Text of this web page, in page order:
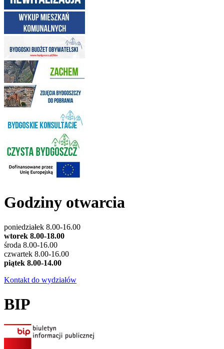
Godziny otwarcia
poniedziałek 8.00-16.00
wtorek 8.00-18.00
środa 8.00-16.00
czwartek 8.00-16.00
piątek 8.00-14.00
Kontakt do wydziałów
BIP